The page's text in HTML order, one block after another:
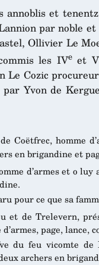
annoblis et
par noble
Ollivier Le
les IVeet V
Cozic
Yvon de
Coëtfrec, homme
en brigandine et
d’armes et o
pour ce que sa
et de Trelevern,
page,
du feu vicomte
archers en